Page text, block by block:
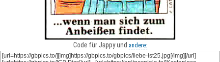
Code für Jappy und andere: